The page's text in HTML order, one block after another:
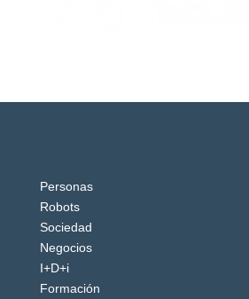
Personas
Robots
Sociedad
Negocios
I+D+i
Formación